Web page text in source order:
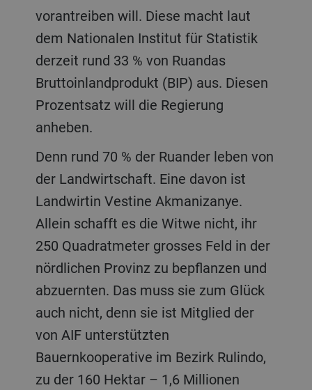
vorantreiben will. Diese macht laut
dem Nationalen Institut für Statistik
derzeit rund 33 % von Ruandas
Bruttoinlandprodukt (BIP) aus. Diesen
Prozentsatz will die Regierung
anheben.
Denn rund 70 % der Ruander leben von
der Landwirtschaft. Eine davon ist
Landwirtin Vestine Akmanizanye.
Allein schafft es die Witwe nicht, ihr
250 Quadratmeter grosses Feld in der
nördlichen Provinz zu bepflanzen und
abzuernten. Das muss sie zum Glück
auch nicht, denn sie ist Mitglied der
von AIF unterstützten
Bauernkooperative im Bezirk Rulindo,
zu der 160 Hektar – 1,6 Millionen